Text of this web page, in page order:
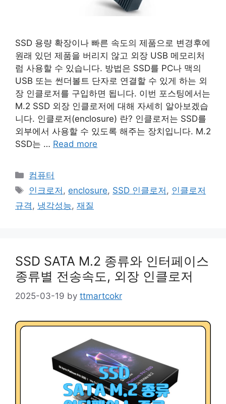
SSD 용량 확장이나 빠른 속도의 제품으로 변경후에
원래 있던 제품을 버리지 않고 외장 USB 메모리처
럼 사용할 수 있습니다. 방법은 SSD를 PC나 맥의
USB 또는 썬더볼트 단자로 연결할 수 있게 하는 외
장 인클로저를 구입하면 됩니다. 이번 포스팅에서는
M.2 SSD 외장 인클로저에 대해 자세히 알아보겠습
니다. 인클로저(enclosure) 란? 인클로저는 SSD를
외부에서 사용할 수 있도록 해주는 장치입니다. M.2
SSD는 … Read more
Categories
컴퓨터
Tags
인크로저 , enclosure, SSD 인클로저 , 인클로저
규격, 냉각성능, 재질
SSD SATA M.2 종류와 인터페이스
종류별 전송속도, 외장 인클로저
2025-03-19 by ttmartcokr